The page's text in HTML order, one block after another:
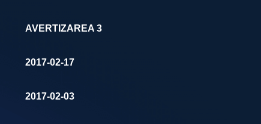
AVERTIZAREA 3
2017-02-17
2017-02-03